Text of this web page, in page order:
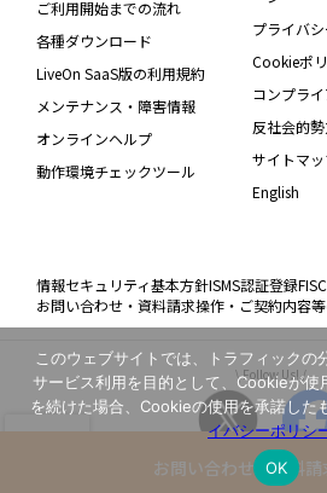
お問い合わせ・資料請
ご利用開始までの流れ
各種ダウンロード
LiveOn SaaS版の利用規約
メンテナンス・障害情報
オンラインヘルプ
動作環境チェックツール
プライバ
Cookieポ
コンプラ
反社会的
サイトマ
English
情報セキュリティ基本方針ISMS認証登録
お問い合わせ・資料請求操作・ご契約内容
\ Follow Us! /
Copyright(C) JAPAN MEDIA SYSTEMS
このウェブサイトでは、トラフィックの
サービス利用を目的として、Cookieが使
を続けた場合、Cookieの使用を承諾した
イバシーポリシ
OK